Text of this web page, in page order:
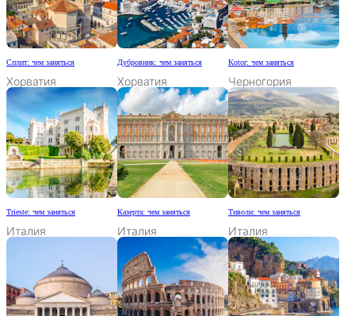
Сплит: чем заняться
Хорватия
Дубровник: чем заняться
Хорватия
Kotor: чем заняться
Черногория
Trieste: чем заняться
Италия
Казерта: чем заняться
Италия
Тиволи: чем заняться
Италия